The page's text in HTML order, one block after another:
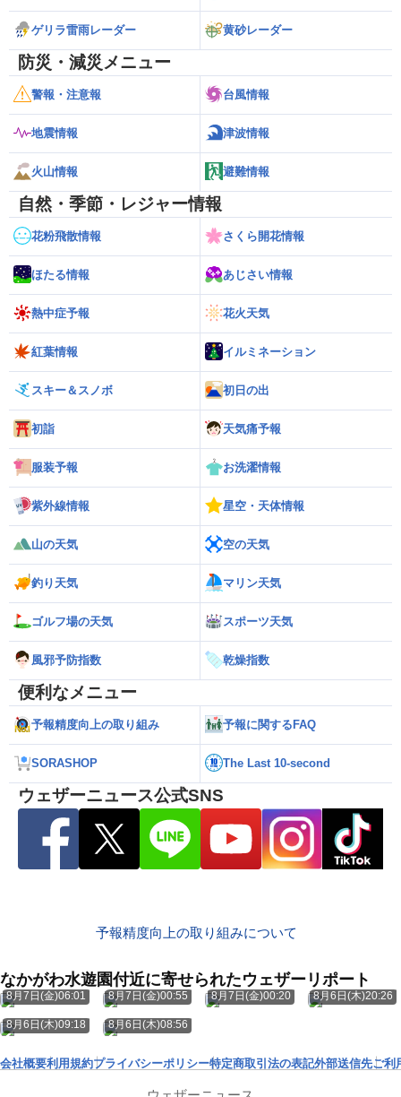
ゲリラ雷雨レーダー 黄砂レーダー
防災・減災メニュー
警報・注意報 台風情報
地震情報 津波情報
火山情報 避難情報
自然・季節・レジャー情報
花粉飛散情報 さくら開花情報
ほたる情報 あじさい情報
熱中症予報 花火天気
紅葉情報 イルミネーション
スキー＆スノボ 初日の出
初詣 天気痛予報
服装予報 お洗濯情報
紫外線情報 星空・天体情報
山の天気 空の天気
釣り天気 マリン天気
ゴルフ場の天気 スポーツ天気
風邪予防指数 乾燥指数
便利なメニュー
予報精度向上の取り組み 予報に関するFAQ
SORASHOP The Last 10-second
ウェザーニュース公式SNS
予報精度向上の取り組みについて
なかがわ水遊園付近に寄せられたウェザーリポート
8月7日(金)06:01 8月7日(金)00:55 8月7日(金)00:20 8月6日(木)20:26
8月6日(木)09:18 8月6日(木)08:56
会社概要利用規約プライバシーポリシー特定商取引法の表記外部送信先ご利